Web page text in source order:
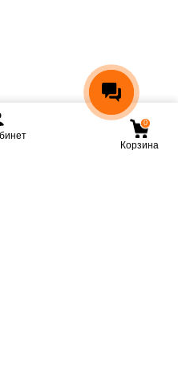
0
Корзина